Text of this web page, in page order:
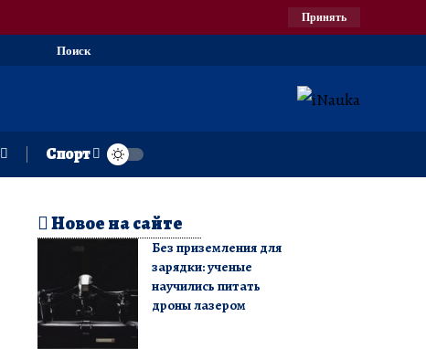
Принять
Поиск
Спорт
Новое на сайте
Без приземления для
зарядки: ученые
научились питать
дроны лазером